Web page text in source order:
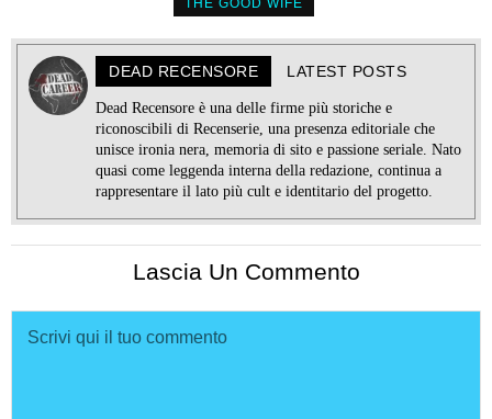
THE GOOD WIFE
DEAD RECENSORE LATEST POSTS
Dead Recensore è una delle firme più storiche e
riconoscibili di Recenserie, una presenza editoriale che
unisce ironia nera, memoria di sito e passione seriale. Nato
quasi come leggenda interna della redazione, continua a
rappresentare il lato più cult e identitario del progetto.
Lascia Un Commento